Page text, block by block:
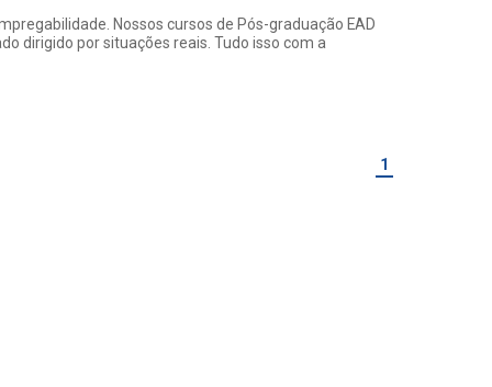
Nossos cursos de Pós-graduação EAD
dirigido por situações reais. Tudo isso com a
1